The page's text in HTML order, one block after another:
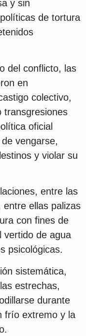
y sin
de tortura
del conflicto, las
en
colectivo,
transgresiones
oficial
vengarse,
y violar su
entre las
entre ellas palizas
con fines de
vertido de agua
psicológicas.
sistemática,
estrechas,
durante
frío extremo y la